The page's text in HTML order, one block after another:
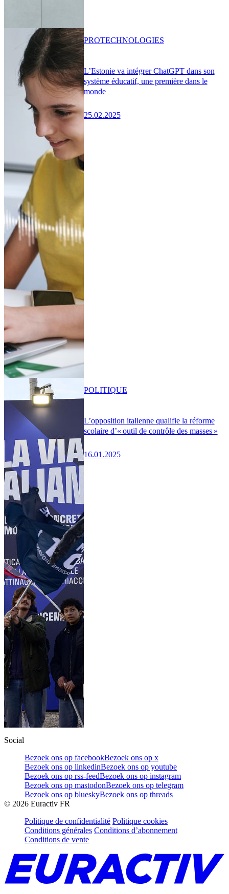
L’Estonie va intégrer ChatGPT dans son
système éducatif, une première dans le
monde
25.02.2025
PROTECHNOLOGIES
L’opposition italienne qualifie la réforme
scolaire d’« outil de contrôle des masses »
16.01.2025
POLITIQUE
Social
Bezoek ons op facebookBezoek ons op x
Bezoek ons op linkedinBezoek ons op youtube
Bezoek ons op rss-feedBezoek ons op instagram
Bezoek ons op mastodonBezoek ons op telegram
Bezoek ons op blueskyBezoek ons op threads
© 2026 Euractiv FR
Politique de confidentialité Politique cookies
Conditions générales Conditions d’abonnement
Conditions de vente